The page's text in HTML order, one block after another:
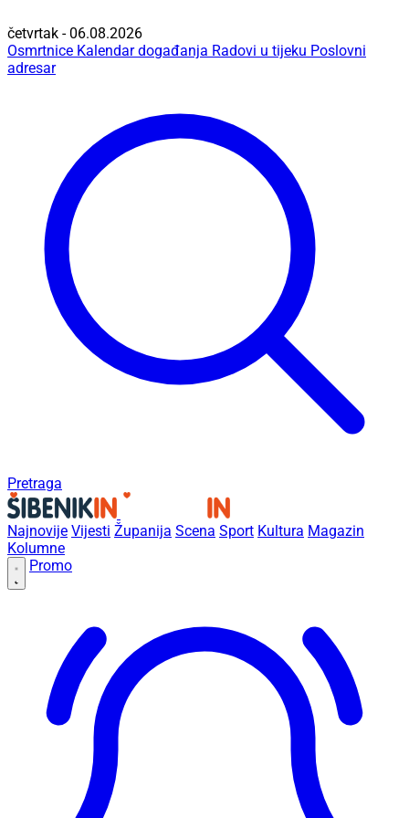
četvrtak - 06.08.2026
Osmrtnice Kalendar događanja Radovi u tijeku Poslovni
adresar
Pretraga
Najnovije Vijesti Županija Scena Sport Kultura Magazin
Kolumne
Promo